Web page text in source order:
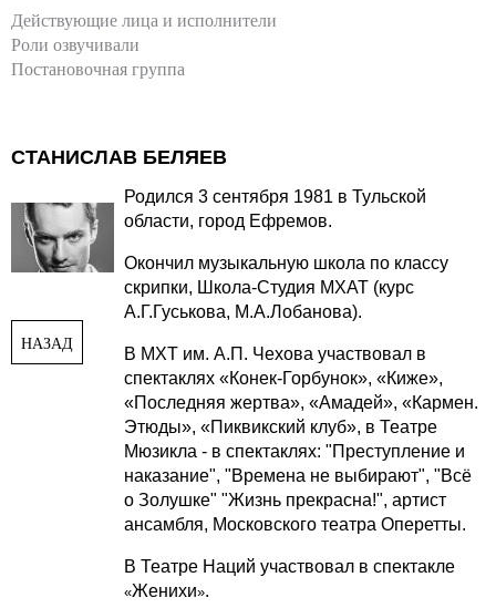
Действующие лица и исполнители
Роли озвучивали
Постановочная группа
СТАНИСЛАВ БЕЛЯЕВ
НАЗАД
Родился 3 сентября 1981 в Тульской
области, город Ефремов.
Окончил музыкальную школа по классу
скрипки, Школа-Студия МХАТ (курс
А.Г.Гуськова, М.А.Лобанова).
В МХТ им. А.П. Чехова участвовал в
спектаклях «Конек-Горбунок», «Киже»,
«Последняя жертва», «Амадей», «Кармен.
Этюды», «Пиквикский клуб», в Театре
Мюзикла - в спектаклях: "Преступление и
наказание", "Времена не выбирают", "Всё
о Золушке" "Жизнь прекрасна!", артист
ансамбля, Московского театра Оперетты.
В Театре Наций участвовал в спектакле
«Женихи».